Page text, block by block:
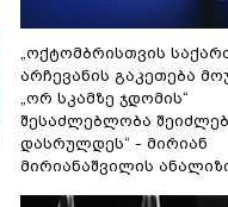
„ოქტომბრისთვის
არჩევანის გაკეთება
„ორ სკამზე ჯდომის“
შესაძლებლობა
დასრულდეს“ - მირიან
მირიანაშვილის